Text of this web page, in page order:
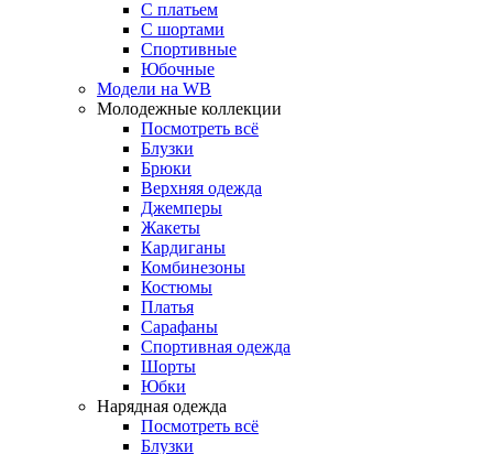
С платьем
С шортами
Спортивные
Юбочные
Модели на WB
Молодежные коллекции
Посмотреть всё
Блузки
Брюки
Верхняя одежда
Джемперы
Жакеты
Кардиганы
Комбинезоны
Костюмы
Платья
Сарафаны
Спортивная одежда
Шорты
Юбки
Нарядная одежда
Посмотреть всё
Блузки